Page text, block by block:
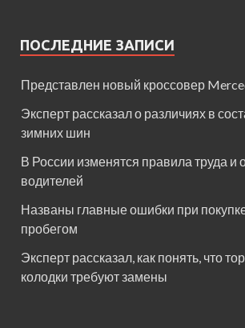
ПОСЛЕДНИЕ ЗАПИСИ
Представлен новый кроссовер
Эксперт рассказал о различиях в
зимних шин
В России изменятся правила труда и
водителей
Названы главные ошибки при
пробегом
Эксперт рассказал, как понять, что
колодки требуют замены